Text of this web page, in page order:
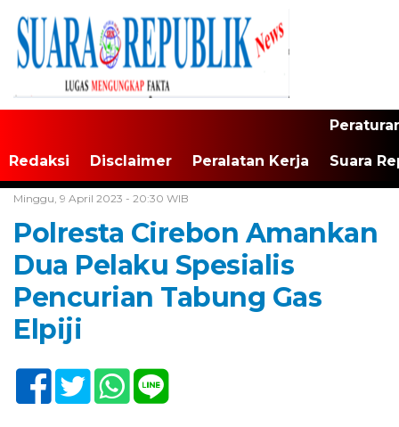
Redaksi Disclaimer Peralatan Kerja Suara
Minggu, 9 April 2023 - 20:30 WIB
Polresta Cirebon Amankan
Dua Pelaku Spesialis
Pencurian Tabung Gas
Elpiji